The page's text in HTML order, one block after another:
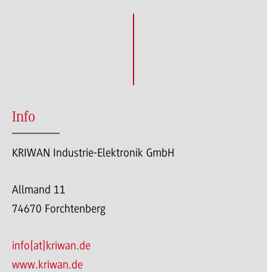
Info
KRIWAN Industrie-Elektronik GmbH
Allmand 11
74670 Forchtenberg
info[at]kriwan.de
www.kriwan.de